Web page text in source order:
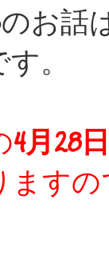
お話
。
4月28
ます